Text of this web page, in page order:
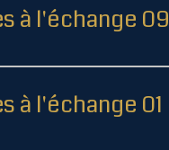
Doubles à l'échange 09
à l'échange 01